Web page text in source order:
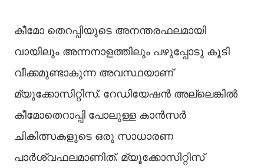
കീമോ തെറപ്പിയുടെ അനന്തരഫലമായി
വായിലും അന്നനാളത്തിലും പഴുപ്പോടു കൂടി
വീക്കമുണ്ടാകുന്ന അവസ്ഥയാണ്
മ്യൂക്കോസിറ്റിസ്. റേഡിയേഷൻ അല്ലെങ്കില്‍
കീമോതെറാപ്പി പോലുള്ള കാൻസർ
ചികിത്സകളുടെ ഒരു സാധാരണ
പാർശ്വഫലമാണിത്. മ്യൂക്കോസിറ്റിസ്